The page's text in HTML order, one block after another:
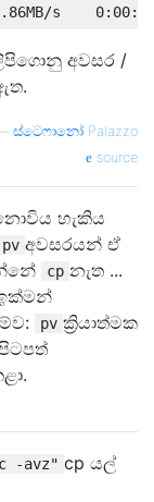
අවසර /
ස්ටෙෆානෝ Palazzo
source
හැකිය
pv අවසරයන් ඒ
cp නැත ...
pv ක්‍රියාත්මක
-avz" cp යල්